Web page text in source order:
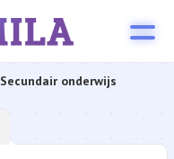
Secundair onderwijs